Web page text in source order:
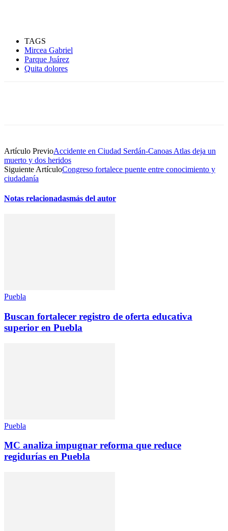
TAGS
Mircea Gabriel
Parque Juárez
Quita dolores
Artículo PrevioAccidente en Ciudad Serdán-Canoas Atlas deja un
muerto y dos heridos
Siguiente ArtículoCongreso fortalece puente entre conocimiento y
ciudadanía
Notas relacionadasmás del autor
Puebla
Buscan fortalecer registro de oferta educativa
superior en Puebla
Puebla
MC analiza impugnar reforma que reduce
regidurías en Puebla